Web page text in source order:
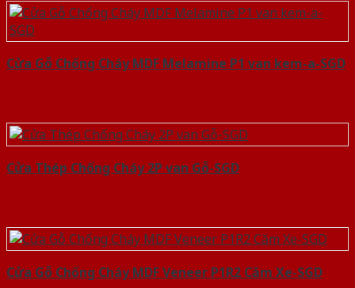
Cửa Gỗ Chống Cháy MDF Melamine P1 van kem-a-SGD
Cửa Thép Chống Cháy 2P van Gỗ-SGD
Cửa Gỗ Chống Cháy MDF Veneer P1R2 Căm Xe-SGD